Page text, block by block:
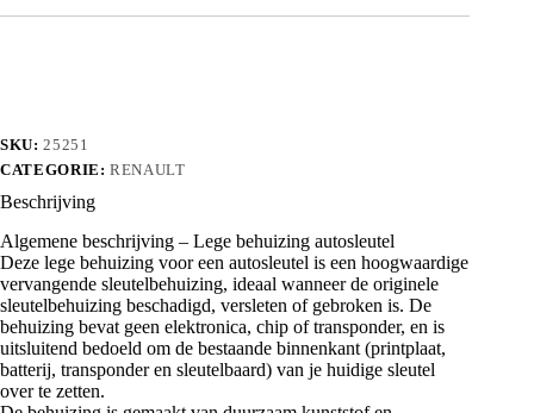
SKU:25251
CATEGORIE:RENAULT
Beschrijving
Algemene beschrijving – Lege behuizing autosleutel
Deze lege behuizing voor een autosleutel is een hoogwaardige
vervangende sleutelbehuizing, ideaal wanneer de originele
sleutelbehuizing beschadigd, versleten of gebroken is. De
behuizing bevat geen elektronica, chip of transponder, en is
uitsluitend bedoeld om de bestaande binnenkant (printplaat,
batterij, transponder en sleutelbaard) van je huidige sleutel
over te zetten.